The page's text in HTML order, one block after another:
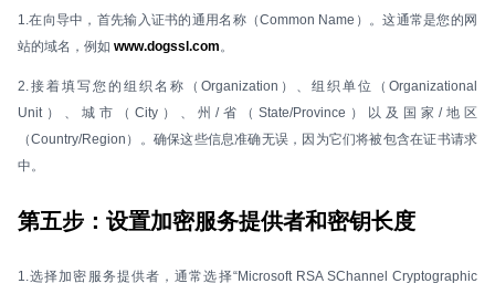
1.在向导中，首先输入证书的通用名称（Common Name）。这通常是您的网
站的域名，例如 www.dogssl.com。
2.接着填写您的组织名称（Organization）、组织单位（Organizational
Unit）、城市（City）、州/省（State/Province）以及国家/地区
（Country/Region）。确保这些信息准确无误，因为它们将被包含在证书请求
中。
第五步：设置加密服务提供者和密钥长度
1.选择加密服务提供者，通常选择“Microsoft RSA SChannel Cryptographic